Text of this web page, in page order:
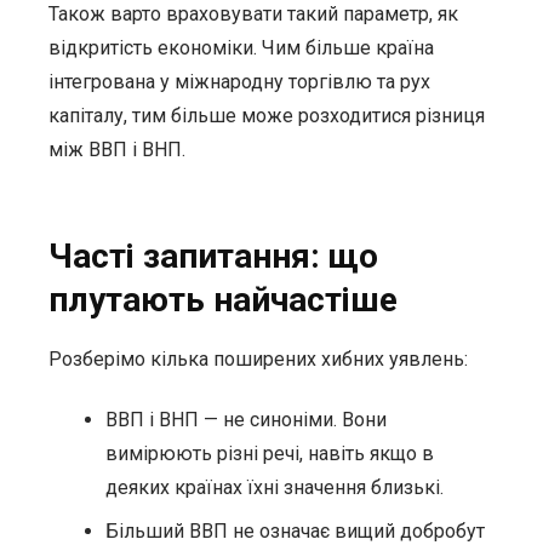
Також варто враховувати такий параметр, як
відкритість економіки. Чим більше країна
інтегрована у міжнародну торгівлю та рух
капіталу, тим більше може розходитися різниця
між ВВП і ВНП.
Часті запитання: що
плутають найчастіше
Розберімо кілька поширених хибних уявлень:
ВВП і ВНП — не синоніми. Вони
вимірюють різні речі, навіть якщо в
деяких країнах їхні значення близькі.
Більший ВВП не означає вищий добробут